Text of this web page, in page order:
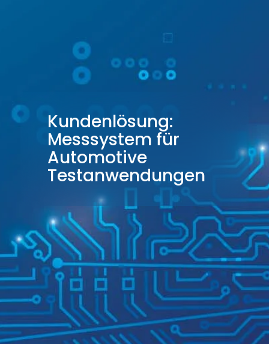
Kundenlösung:
Messsystem für
Automotive
Testanwendungen